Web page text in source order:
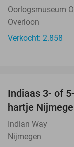
Oorlogsmuseum
Overloon
Verkocht: 2.858
Indiaas 3- of
hartje
Indian Way
Nijmegen